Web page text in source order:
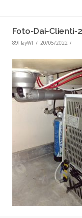
Foto-Dai-Clienti-2
89FlayWT 20/05/2022